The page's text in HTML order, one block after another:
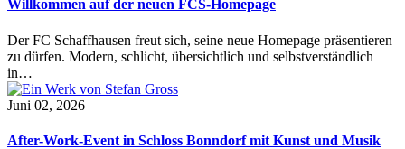
Willkommen auf der neuen FCS-Homepage
Der FC Schaffhausen freut sich, seine neue Homepage präsentieren
zu dürfen. Modern, schlicht, übersichtlich und selbstverständlich
in…
Juni 02, 2026
After-Work-Event in Schloss Bonndorf mit Kunst und Musik